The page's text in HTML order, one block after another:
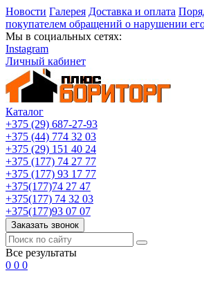
Новости Галерея Доставка и оплата
покупателем обращений о нарушении
Мы в социальных сетях:
Instagram
Личный кабинет
Каталог
+375 (29) 687-27-93
+375 (44) 774 32 03
+375 (29) 151 40 24
+375 (177) 74 27 77
+375 (177) 93 17 77
+375(177)74 27 47
+375(177) 74 32 03
+375(177)93 07 07
Заказать звонок
Все результаты
0 0 0